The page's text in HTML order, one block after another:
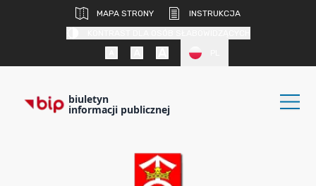
MAPA STRONY
INSTRUKCJA
biuletyn
informacji publicznej